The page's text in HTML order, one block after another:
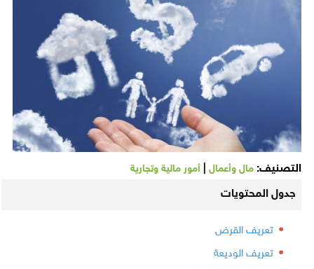
التصنيف: مال وأعمال| أمور مالية وتجارية
جدول المحتويات
تعريف القرض
تعريف الوديعة